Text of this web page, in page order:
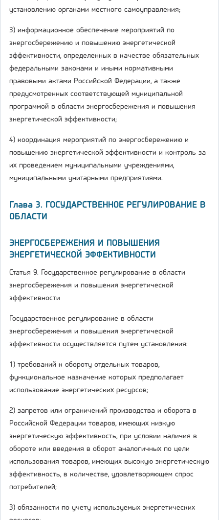
установлению органами местного самоуправления;
3) информационное обеспечение мероприятий по
энергосбережению и повышению энергетической
эффективности, определенных в качестве обязательных
федеральными законами и иными нормативными
правовыми актами Российской Федерации, а также
предусмотренных соответствующей муниципальной
программой в области энергосбережения и повышения
энергетической эффективности;
4) координация мероприятий по энергосбережению и
повышению энергетической эффективности и контроль за
их проведением муниципальными учреждениями,
муниципальными унитарными предприятиями.
Глава 3. ГОСУДАРСТВЕННОЕ РЕГУЛИРОВАНИЕ В
ОБЛАСТИ
ЭНЕРГОСБЕРЕЖЕНИЯ И ПОВЫШЕНИЯ
ЭНЕРГЕТИЧЕСКОЙ ЭФФЕКТИВНОСТИ
Статья 9. Государственное регулирование в области
энергосбережения и повышения энергетической
эффективности
Государственное регулирование в области
энергосбережения и повышения энергетической
эффективности осуществляется путем установления:
1) требований к обороту отдельных товаров,
функциональное назначение которых предполагает
использование энергетических ресурсов;
2) запретов или ограничений производства и оборота в
Российской Федерации товаров, имеющих низкую
энергетическую эффективность, при условии наличия в
обороте или введения в оборот аналогичных по цели
использования товаров, имеющих высокую энергетическую
эффективность, в количестве, удовлетворяющем спрос
потребителей;
3) обязанности по учету используемых энергетических